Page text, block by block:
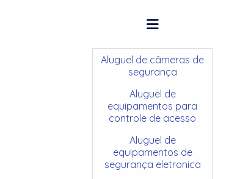
Aluguel de câmeras de
segurança
Aluguel de
equipamentos para
controle de acesso
Aluguel de
equipamentos de
segurança eletronica